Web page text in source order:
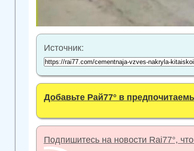
Источник:
Добавьте Рай77° в
Подпишитесь на новости Rai77°,